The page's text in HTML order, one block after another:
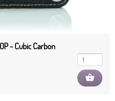
- Cubic Carbon
shopping_basket